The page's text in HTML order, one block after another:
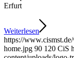
Erfurt
Weiterlesen
https://
home.jpg 90 120 CiS